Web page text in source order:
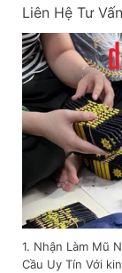
Liên Hệ Tư
1. Nhận Làm Mũ
Cầu Uy Tín Với